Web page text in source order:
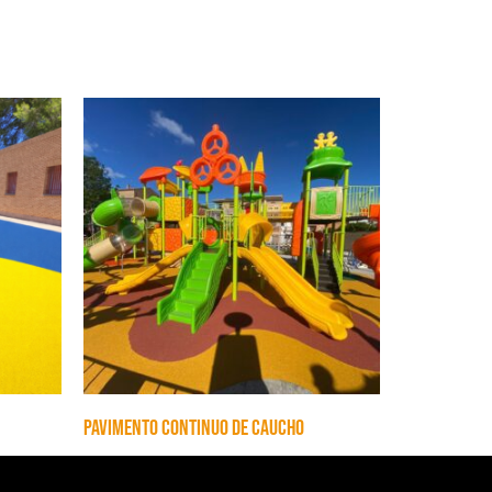
Pavimento continuo de caucho